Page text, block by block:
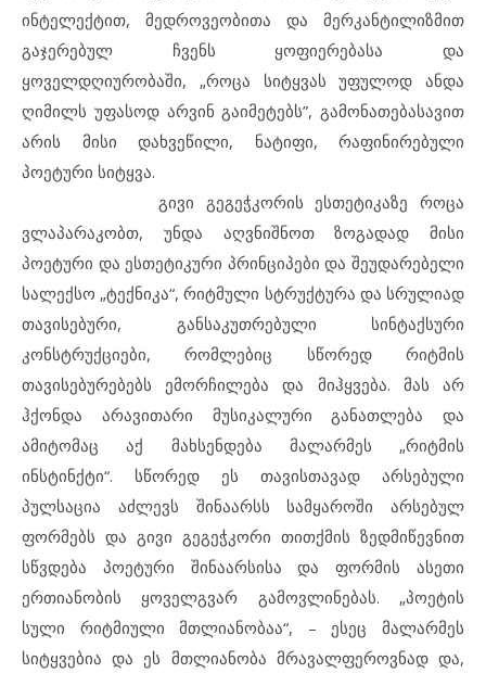
ინტელექტით, მედროვეობითა და მერკანტილიზმით
გაჯერებულ ჩვენს ყოფიერებასა და
ყოველდღიურობაში, „როცა სიტყვას უფულოდ ანდა
ღიმილს უფასოდ არვინ გაიმეტებს”, გამონათებასავით
არის მისი დახვეწილი, ნატიფი, რაფინირებული
პოეტური სიტყვა.
გივი გეგეჭკორის ესთეტიკაზე როცა
ვლაპარაკობთ, უნდა აღვნიშნოთ ზოგადად მისი
პოეტური და ესთეტიკური პრინციპები და შეუდარებელი
სალექსო „ტექნიკა“, რიტმული სტრუქტურა და სრულიად
თავისებური, განსაკუთრებული სინტაქსური
კონსტრუქციები, რომლებიც სწორედ რიტმის
თავისებურებებს ემორჩილება და მიჰყვება. მას არ
ჰქონდა არავითარი მუსიკალური განათლება და
ამიტომაც აქ მახსენდება მალარმეს „რიტმის
ინსტინქტი“. სწორედ ეს თავისთავად არსებული
პულსაცია აძლევს შინაარსს სამყაროში არსებულ
ფორმებს და გივი გეგეჭკორი თითქმის ზედმიწევნით
სწვდება პოეტური შინაარსისა და ფორმის ასეთი
ერთიანობის ყოველგვარ გამოვლინებას. „პოეტის
სული რიტმიული მთლიანობაა“, – ესეც მალარმეს
სიტყვებია და ეს მთლიანობა მრავალფეროვნად და,